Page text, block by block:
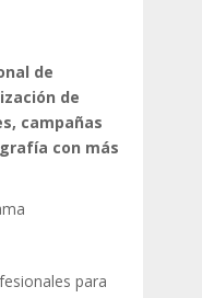
de
de
campañas
con más
para